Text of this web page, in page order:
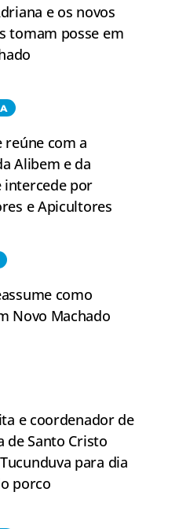
e os novos
tomam posse em
reúne com a
Alibem e da
intercede por
e Apicultores
como
Novo Machado
e coordenador de
de Santo Cristo
para dia
porco